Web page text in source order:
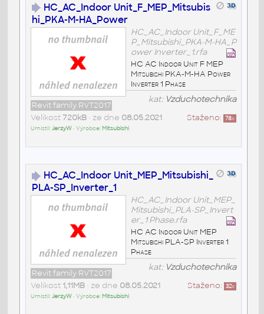
HC_AC_Indoor Unit_F_MEP_Mitsubis
hi_PKA-M-HA_Power
HC_AC_Indoor Unit_F_ME
P_Mitsubishi_PKA-M-HA_P
ower Inverter_1.rfa
HC AC Indoor Unit F MEP
Mitsubishi PKA-M-HA Power
Inverter 1 Phase
kat: Vzduchotechnika
Revit family RVT2017
Staženo: 78x
Velikost 720kB• ze dne 08.05.2021
Umístil:JerzyW• Výrobce: Mitsubishi
HC_AC_Indoor Unit_MEP_Mitsubishi_
PLA-SP_Inverter_1
HC_AC_Indoor Unit_MEP_
Mitsubishi_PLA-SP_Invert
er_1 Phase.rfa
HC AC Indoor Unit MEP
Mitsubishi PLA-SP Inverter 1
Phase
kat: Vzduchotechnika
Revit family RVT2017
Staženo: 32x
Velikost 1,11MB• ze dne 08.05.2021
Umístil:JerzyW• Výrobce: Mitsubishi